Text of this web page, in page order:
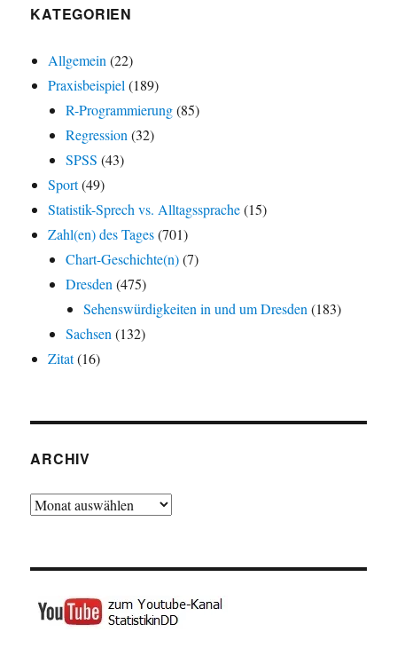
KATEGORIEN
Allgemein (22)
Praxisbeispiel (189)
R-Programmierung(85)
Regression (32)
SPSS (43)
Sport(49)
Statistik-Sprech vs. Alltagssprache(15)
Zahl(en) des Tages(701)
Chart-Geschichte(n)(7)
Dresden (475)
Sehenswürdigkeiten in und um Dresden (183)
Sachsen (132)
Zitat(16)
ARCHIV
Archiv